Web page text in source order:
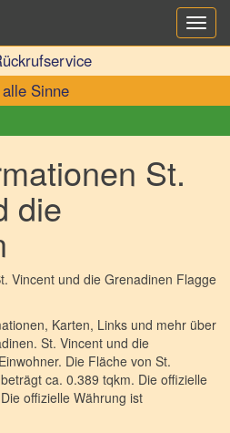
Sinne
St.
die
Karten, Links und mehr über
St. Vincent und die
Die Fläche von St.
ca. 0.389 tqkm. Die offizielle
offizielle Währung ist